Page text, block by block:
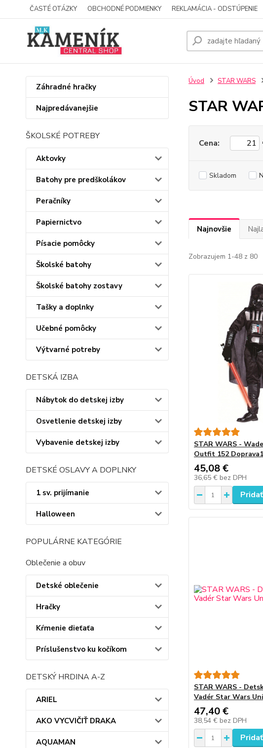
ČASTÉ OTÁZKY OBCHODNÉ PODMIENKY REKLAMÁCIA - ODSTÚPENIE
Záhradné hračky
Najpredávanejšie
ŠKOLSKÉ POTREBY
Aktovky
Batohy pre predškolákov
Peračníky
Papiernictvo
Písacie pomôcky
Školské batohy
Školské batohy zostavy
Tašky a doplnky
Učebné pomôcky
Výtvarné potreby
DETSKÁ IZBA
Nábytok do detskej izby
Osvetlenie detskej izby
Vybavenie detskej izby
DETSKÉ OSLAVY A DOPLNKY
1 sv. prijímanie
Halloween
POPULÁRNE KATEGÓRIE
Oblečenie a obuv
Detské oblečenie
Hračky
Kŕmenie dieťaťa
Príslušenstvo ku kočíkom
DETSKÝ HRDINA A-Z
ARIEL
AKO VYCVIČIŤ DRAKA
AQUAMAN
Úvod STAR WARS
STAR
Cena:
Skladom
Najnovšie
Zobrazujem 1-48 z 80
STAR WARS -
Outfit 152
45,08 €
36,65 € bez DPH
STAR WARS -
Vadér Star Wars
47,40 €
38,54 € bez DPH